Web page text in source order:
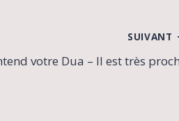
SUIVANT
votre Dua – Il est très